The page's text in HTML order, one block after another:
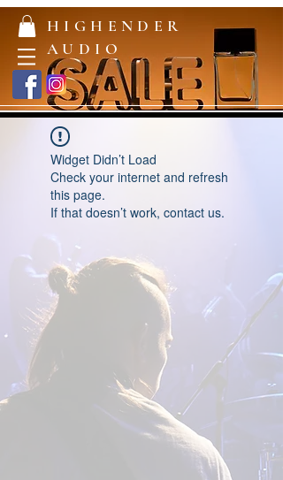
HIGHENDER
AUDIO
Widget Didn’t Load
Check your internet and refresh
this page.
If that doesn’t work, contact us.